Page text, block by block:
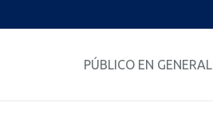
PÚBLICO EN GENERAL